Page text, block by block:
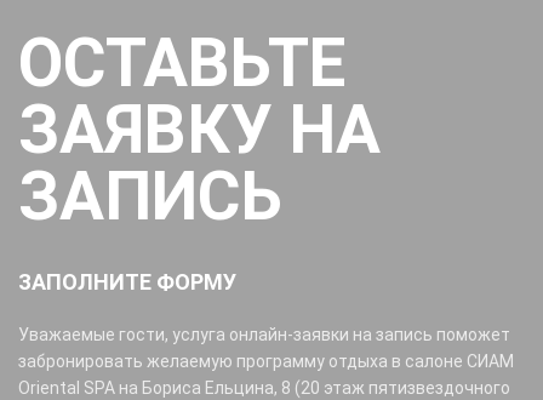
ОСТАВЬТЕ
ЗАЯВКУ НА
ЗАПИСЬ
ЗАПОЛНИТЕ ФОРМУ
Уважаемые гости, услуга онлайн-заявки на запись поможет
забронировать желаемую программу отдыха в салоне СИАМ
Oriental SPA на Бориса Ельцина, 8 (20 этаж пятизвездочного